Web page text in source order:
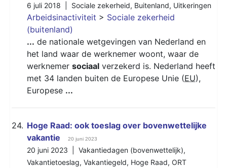
6 juli 2018 | Sociale zekerheid, Buitenland, Uitkeringen
Arbeidsinactiviteit > Sociale zekerheid
(buitenland)
... de nationale wetgevingen van Nederland en
het land waar de werknemer woont, waar de
werknemer sociaal verzekerd is. Nederland heeft
met 34 landen buiten de Europese Unie (EU),
Europese ...
24. Hoge Raad: ook toeslag over bovenwettelijke
vakantie
20 juni 2023
20 juni 2023 | Vakantiedagen (bovenwettelijk),
Vakantietoeslag, Vakantiegeld, Hoge Raad, ORT